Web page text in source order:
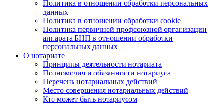
Политика в отношении обработки персональных
данных
Политика в отношении обработки cookie
Политика первичной профсоюзной организации
аппарата БНП в отношении обработки
персональных данных
О нотариате
Принципы деятельности нотариата
Полномочия и обязанности нотариуса
Перечень нотариальных действий
Место совершения нотариальных действий
Кто может быть нотариусом